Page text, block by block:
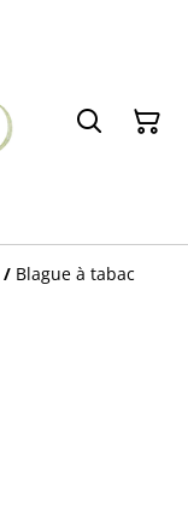
/ Blague à tabac